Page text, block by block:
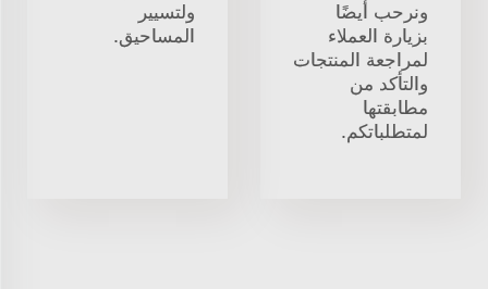
ونرحب أيضًا
بزيارة العملاء
لمراجعة المنتجات
والتأكد من
مطابقتها
لمتطلباتكم.
ولتسيير
المساحيق.